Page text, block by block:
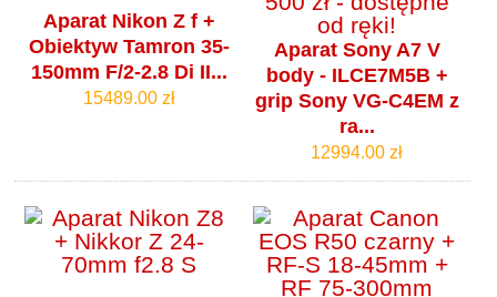
Aparat Nikon Z f +
Obiektyw Tamron 35-
150mm F/2-2.8 Di II...
15489.00 zł
Aparat Sony A7 V
body - ILCE7M5B +
grip Sony VG-C4EM z
ra...
12994.00 zł